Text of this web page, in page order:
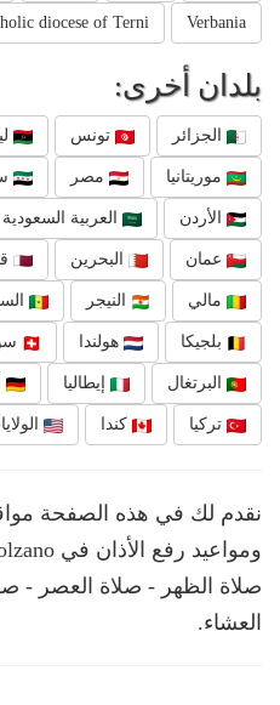
Verbania
diocese of Terni
بلدان أخرى:
الجزائر تونس
موريتانيا مصر
الأردن العربية السعودية
عمان البحرين
مالي النيجر
بلجيكا هولندا
البرتغال إيطاليا
تركيا كندا
نقدم لك في هذه الصفحة
صلاة الظهر - صلاة العصر -
العشاء.